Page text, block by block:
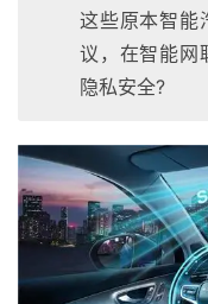
这些原本智能
议，在智能网
隐私安全?